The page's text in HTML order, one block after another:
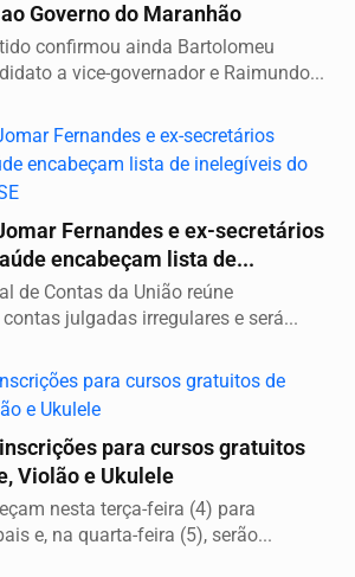
Governo do Maranhão
confirmou ainda Bartolomeu
a vice-governador e Raimundo...
Fernandes e ex-secretários
encabeçam lista de...
de Contas da União reúne
julgadas irregulares e será...
para cursos gratuitos
Violão e Ukulele
nesta terça-feira (4) para
e, na quarta-feira (5), serão...